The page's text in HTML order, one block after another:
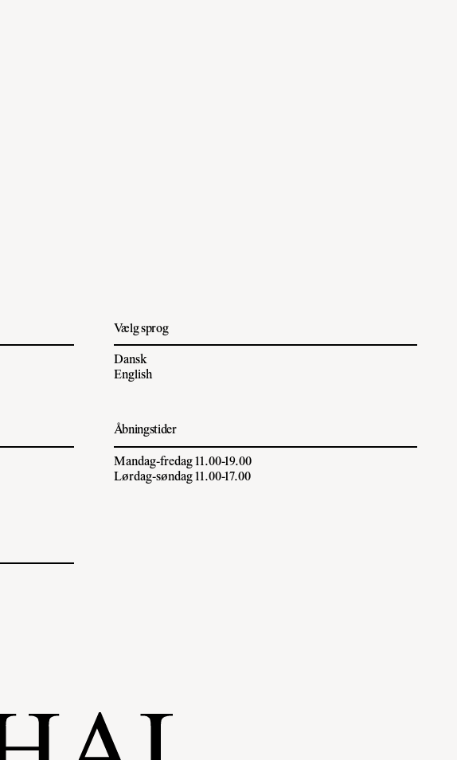
Vælg sprog
Dansk
English
Åbningstider
Mandag-fredag 11.00-19.00
Lørdag-søndag 11.00-17.00